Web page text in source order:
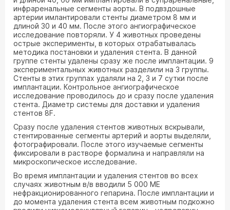
инфраренальные сегменты аорты. В подвздошные
артерии имлантировали стенты диаметром 8 мм и
длиной 30 и 40 мм. После этого ангиографическое
исследование повторяли. У 4 животных проведены
острые эксперименты, в которых отрабатывалась
методика постановки и удаления стента. В данной
группе стенты удалены сразу же после имплантации. 9
экспериментальных животных разделили на 3 группы.
Стенты в этих группах удаляли на 2, 3 и 7 сутки после
имплантации. Контрольное ангиографическое
исследование проводилось до и сразу после удаления
стента. Диаметр системы для доставки и удаления
стентов 8F.
Сразу после удаления стентов животных вскрывали,
стентированные сегменты артерий и аорты выделяли,
фотографировали. После этого изучаемые сегменты
фиксировали в растворе формалина и направляли на
микроскопическое исследование.
Во время имплантации и удаления стентов во всех
случаях животным в/в вводили 5 000 МЕ
нефракционированного гепарина. После имплантации и
до момента удаления стента всем животным подкожно